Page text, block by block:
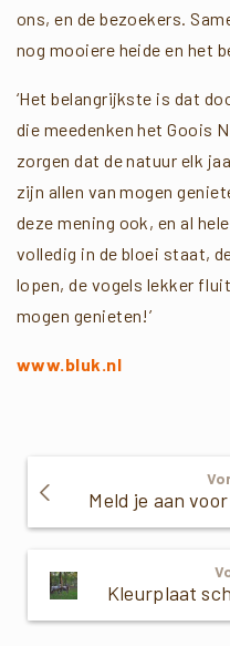
ons, en de bezoekers.
nog mooiere heide en het
‘Het belangrijkste is dat
die meedenken het Goois
zorgen dat de natuur elk
zijn allen van mogen
deze mening ook, en al
volledig in de bloei staat,
lopen, de vogels lekker
mogen genieten!’
www.bluk.nl
Verder
Lezen